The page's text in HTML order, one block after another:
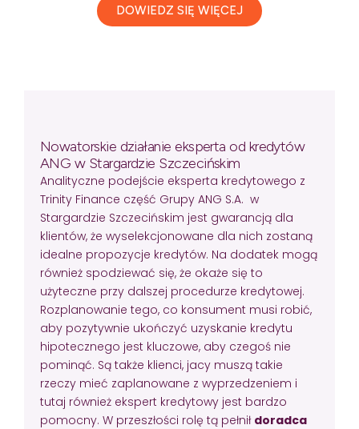
DOWIEDZ SIĘ WIĘCEJ
Nowatorskie działanie eksperta od kredytów
ANG w Stargardzie Szczecińskim
Analityczne podejście eksperta kredytowego z
Trinity Finance część Grupy ANG S.A. w
Stargardzie Szczecińskim jest gwarancją dla
klientów, że wyselekcjonowane dla nich zostaną
idealne propozycje kredytów. Na dodatek mogą
również spodziewać się, że okaże się to
użyteczne przy dalszej procedurze kredytowej.
Rozplanowanie tego, co konsument musi robić,
aby pozytywnie ukończyć uzyskanie kredytu
hipotecznego jest kluczowe, aby czegoś nie
pominąć. Są także klienci, jacy muszą takie
rzeczy mieć zaplanowane z wyprzedzeniem i
tutaj również ekspert kredytowy jest bardzo
pomocny. W przeszłości rolę tą pełnił doradca